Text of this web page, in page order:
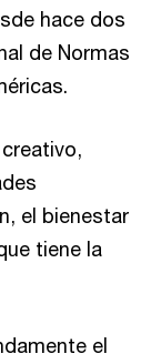
hace dos
de Normas
el bienestar
tiene la
el